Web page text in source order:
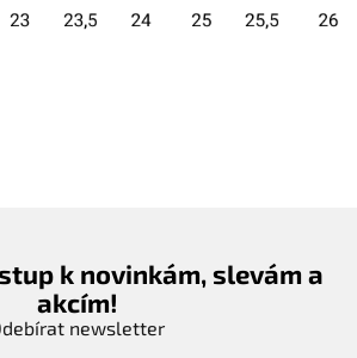
k novinkám, slevám a
akcím!
newsletter